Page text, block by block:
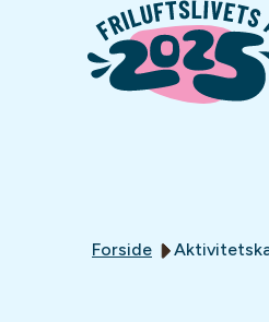
Forside